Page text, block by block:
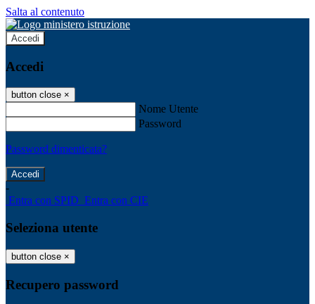
Salta al contenuto
Accedi
Accedi
button close ×
Nome Utente
Password
Password dimenticata?
-
Entra con SPID Entra con CIE
Seleziona utente
button close ×
Recupero password